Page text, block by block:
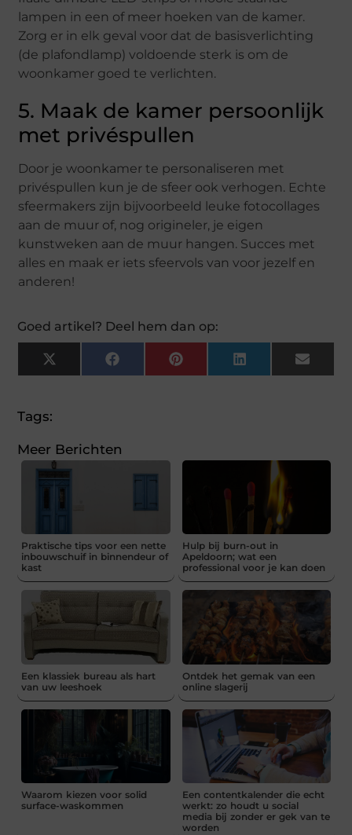
lampen in een of meer hoeken van de kamer.
Zorg er in elk geval voor dat de basisverlichting
(de plafondlamp) voldoende sterk is om de
woonkamer goed te verlichten.
5. Maak de kamer persoonlijk
met privéspullen
Door je woonkamer te personaliseren met
privéspullen kun je de sfeer ook verhogen. Echte
sfeermakers zijn bijvoorbeeld leuke fotocollages
aan de muur of, nog origineler, je eigen
kunstweken aan de muur hangen. Succes met
alles en maak er iets sfeervols van voor jezelf en
anderen!
Goed artikel? Deel hem dan op:
X
(Twitter)
FacebookPinterestLinkedInEmail
Tags:
Meer Berichten
Praktische tips voor een nette
inbouwschuif in binnendeur of
kast
Hulp bij burn-out in
Apeldoorn; wat een
professional voor je kan doen
Een klassiek bureau als hart
van uw leeshoek
Ontdek het gemak van een
online slagerij
Waarom kiezen voor solid
surface-waskommen
Een contentkalender die echt
werkt: zo houdt u social
media bij zonder er gek van te
worden